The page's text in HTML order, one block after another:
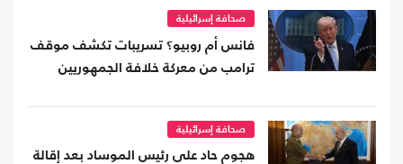
صحافة إسرائيلية
فانس أم روبيو؟ تسريبات تكشف موقف
ترامب من معركة خلافة الجمهوريين
صحافة إسرائيلية
هجوم حاد على رئيس الموساد بعد إقالة